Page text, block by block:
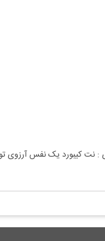
: نت کیبورد یک نفس